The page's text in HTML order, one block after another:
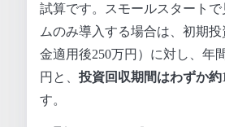
試算です。スモールスタート
ムのみ導入する場合は、初期
金適用後250万円）に対し、年
円と、 投資回収期間はわずか約
す。